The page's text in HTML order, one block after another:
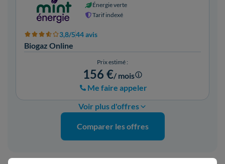
Énergie verte
Tarif indexé
3,8/5 44 avis
Biogaz Online
Prix estimé :
156 €/ mois
Me faire appeler
Voir plus d'offres
Comparer les offres